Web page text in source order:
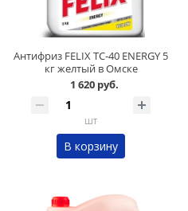
Антифриз FELIX ТС-40 ENERGY 5
кг желтый в Омске
1 620 руб.
шт
В корзину